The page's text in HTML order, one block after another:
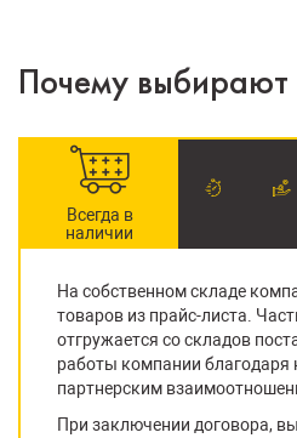
Почему выбирают
Всегда в
наличии
На собственном складе
товаров из прайс-листа.
отгружается со складов
работы компании
партнерским
При заключении договора,